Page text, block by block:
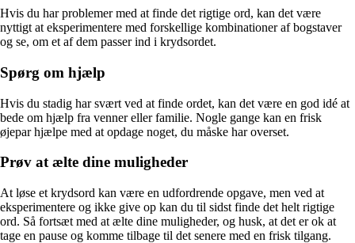
Hvis du har problemer med at finde det rigtige ord, kan det være
nyttigt at eksperimentere med forskellige kombinationer af bogstaver
og se, om et af dem passer ind i krydsordet.
Spørg om hjælp
Hvis du stadig har svært ved at finde ordet, kan det være en god idé at
bede om hjælp fra venner eller familie. Nogle gange kan en frisk
øjepar hjælpe med at opdage noget, du måske har overset.
Prøv at ælte dine muligheder
At løse et krydsord kan være en udfordrende opgave, men ved at
eksperimentere og ikke give op kan du til sidst finde det helt rigtige
ord. Så fortsæt med at ælte dine muligheder, og husk, at det er ok at
tage en pause og komme tilbage til det senere med en frisk tilgang.